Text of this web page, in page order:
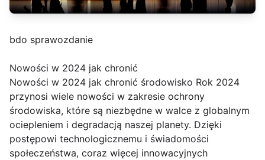
bdo sprawozdanie
Nowości w 2024 jak chronić
Nowości w 2024 jak chronić środowisko Rok 2024
przynosi wiele nowości w zakresie ochrony
środowiska, które są niezbędne w walce z globalnym
ociepleniem i degradacją naszej planety. Dzięki
postępowi technologicznemu i świadomości
społeczeństwa, coraz więcej innowacyjnych